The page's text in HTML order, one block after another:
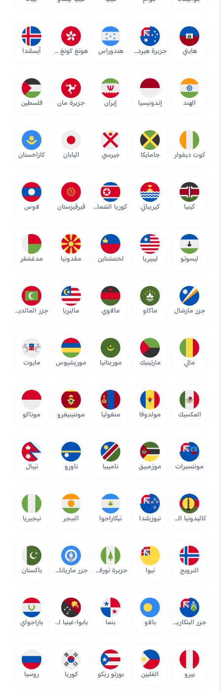
هايتي جزيرة هيرد وجزر ماكدونالد هندوراس هونغ كونغ SAR أيسلندا
الهند إندونيسيا إيران جزيرة مان فلسطين
كوت ديفوار جامايكا جيرسي اليابان كازاخستان
كينيا كيريباتي كوريا الشمالية قيرقيزستان لاوس
ليسوتو ليبيريا لختنشتاين مقدونيا مدغشقر
جزر مارشال ماكاو مالاوي ماليزيا جزر المالديف
مالي مارتينيك موريتانيا موريشيوس مايوت
المكسيك مولدوفا منغوليا مونتينيغرو موناكو
مونتسيرات موزمبيق ناميبيا ناورو نيبال
كاليدونيا الجديدة نيوزيلندا نيكاراجوا النيجر نيجيريا
النرويج نيوا جزيرة نورفوك جزر ماريانا الشمالية باكستان
جزر البتكارين بالاو بنما بابوا-غينيا الجديدة باراجواي
بيرو الفلبين بورتو ريكو كوريا روسيا